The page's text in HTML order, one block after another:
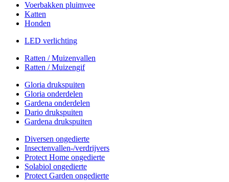
Voerbakken pluimvee
Katten
Honden
LED verlichting
Ratten / Muizenvallen
Ratten / Muizengif
Gloria drukspuiten
Gloria onderdelen
Gardena onderdelen
Dario drukspuiten
Gardena drukspuiten
Diversen ongedierte
Insectenvallen-/verdrijvers
Protect Home ongedierte
Solabiol ongedierte
Protect Garden ongedierte